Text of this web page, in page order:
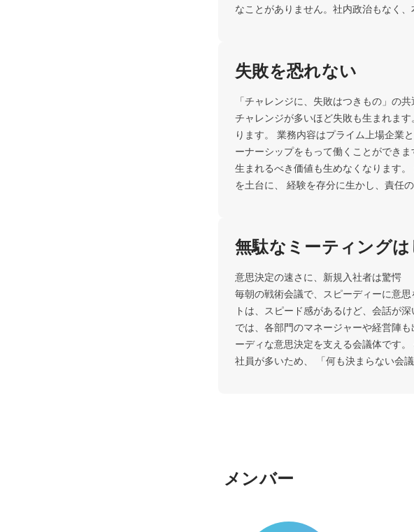
なことがありません。社内政治もなく、
失敗を恐れない
「チャレンジに、失敗はつきもの」の
チャレンジが多いほど失敗も生まれま
ります。 業務内容はプライム上場企業
ーナーシップをもって働くことができ
生まれるべき価値も生めなくなります
を土台に、 経験を存分に生かし、責任
無駄なミーティング
意思決定の速さに、新規入社者は驚愕
毎朝の戦術会議で、スピーディーに意
トは、スピード感があるけど、会話が
では、各部門のマネージャーや経営陣
ーディな意思決定を支える会議体です
社員が多いため、 「何も決まらない会
メンバー